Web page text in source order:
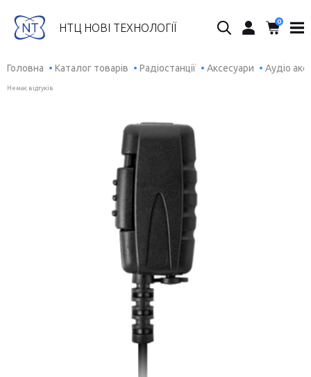
НТЦ НОВІ ТЕХНОЛОГІЇ
Пошук... 0
Головна Каталог товарів Радіостанції Аксесуари Аудіо
Немає відгуків